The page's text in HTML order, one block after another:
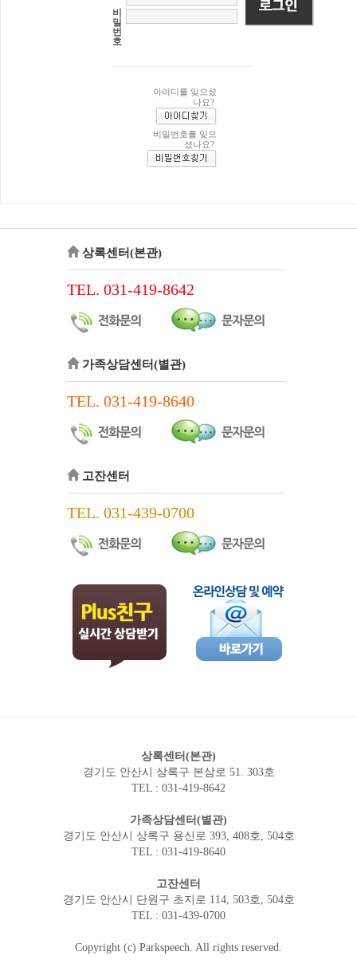
비
밀
번
호
아이디를 잊으셨
나요?
비밀번호를 잊으
셨나요?
상록센터(본관)
TEL. 031-419-8642
가족상담센터(별관)
TEL. 031-419-8640
고잔센터
TEL. 031-439-0700
상록센터(본관)
경기도 안산시 상록구 본삼로 51. 303호
TEL : 031-419-8642
가족상담센터(별관)
경기도 안산시 상록구 용신로 393, 408호, 504호
TEL : 031-419-8640
고잔센터
경기도 안산시 단원구 초지로 114, 503호, 504호
TEL : 031-439-0700
Copyright (c) Parkspeech. All rights reserved.